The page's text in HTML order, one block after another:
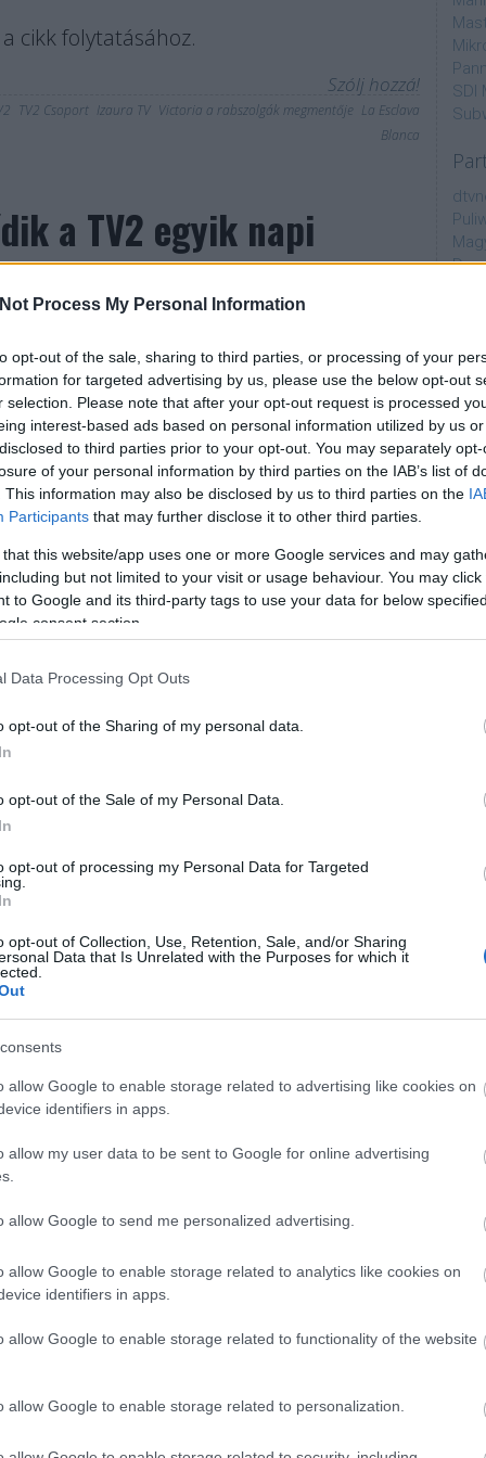
Process My Personal Information
opt-out of the sale, sharing to third parties, or processing of your
for targeted advertising by us, please use the below opt-out
selection. Please note that after your opt-out request is processed
interest-based ads based on personal information utilized by us
to third parties prior to your opt-out. You may separately
of your personal information by third parties on the IAB’s list of
This information may also be disclosed by us to third parties on the
Participants that may further disclose it to other third parties.
that this website/app uses one or more Google services and may
but not limited to your visit or usage behaviour. You may
to Google and its third-party tags to use your data for below
consent section.
Data Processing Opt Outs
opt-out of the Sharing of my personal data.
opt-out of the Sale of my Personal Data.
opt-out of processing my Personal Data for Targeted
opt-out of Collection, Use, Retention, Sale, and/or Sharing
Data that Is Unrelated with the Purposes for which it
allow Google to enable storage related to advertising like cookies on
identifiers in apps.
allow my user data to be sent to Google for online advertising
allow Google to send me personalized advertising.
allow Google to enable storage related to analytics like cookies on
identifiers in apps.
allow Google to enable storage related to functionality of the website
allow Google to enable storage related to personalization.
cikk folytatásához.
Szólj hozzá!
TV2 Csoport Izaura TV Victoria a rabszolgák megmentője La Esclava
Blanca
a TV2 egyik napi
2-án indult a TV2 műsorán egy vadonatúj napi
velem! (Amo Despertar Contigo) című mexikói
hétköznap délutánonként, 15 óra 45 perctől
a TV2-n, azonban már tudni, hogy pontosan mikor
Az Álmodj…
cikk folytatásához.
Szólj hozzá!
TV2 Csoport Álmodj velem! Despertar Contigo befejező epizód Amo
sorozatát adja
TV2
június 11-től milyen műsorokkal várja majd a
Most pedig lehullt a lepel arról, hogy a legmelegebb
tartalmat kínál a konkurencia, a TV2.
a cikk folytatásához.
Ezek megőrültek! A hegyi doktor - Újra rendel Pénzt vagy éveket! Álmodj
TV2, már várják a
Media Hungaryn több bejelentést is tett a
SDI
ajánló
AMC
AXN
A
A
A
A
M4